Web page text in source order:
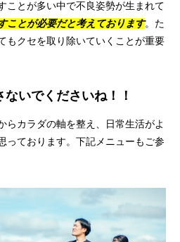
ことが多い中で不良姿勢が生まれて
ことが必要だと考えております。た
もクセを取り除いていくことが重要
いでくださいね！！
らカラダの軸を整え、日常生活がよ
っております。下記メニューもご参